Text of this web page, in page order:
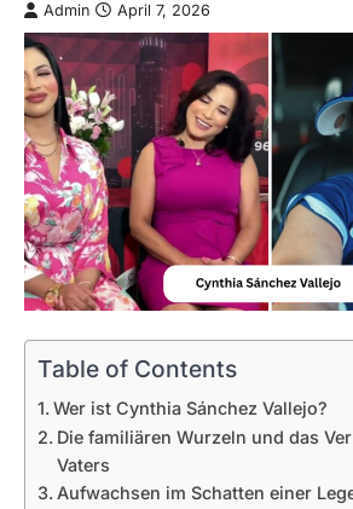
Admin April 7, 2026
Table of Contents
Wer ist Cynthia Sánchez Vallejo?
Die familiären Wurzeln und das
Vaters
Aufwachsen im Schatten einer